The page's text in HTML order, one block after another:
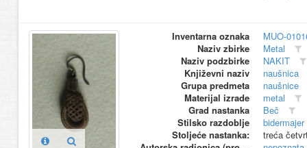
Inventarna oznaka
MUO-
Naziv zbirke
Metal
Naziv podzbirke
NAKIT
Književni naziv
naušnica
Grupa predmeta
naušnice
Materijal izrade
metal
Grad nastanka
Beč
Stilsko razdoblje
Stoljeće nastanka:
treća